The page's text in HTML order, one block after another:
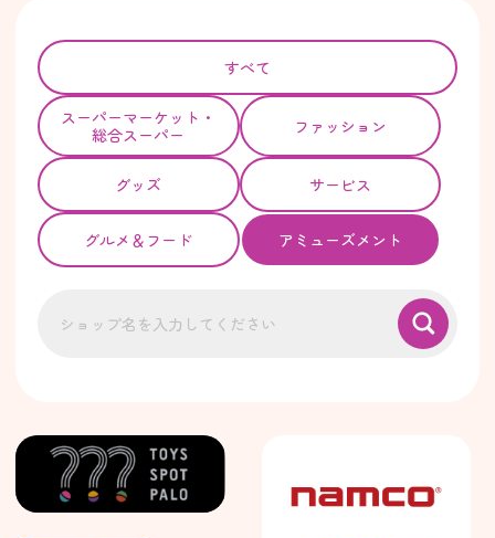
すべて
スーパーマーケット・
総合スーパー
ファッション
グッズ サービス
グルメ＆フード アミューズメント